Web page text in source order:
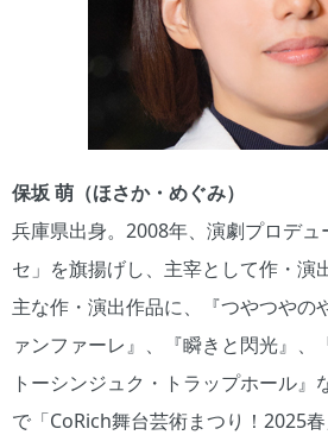
保坂 萌（ほさか・めぐみ）
兵庫県出身。2008年、演劇プロデュ
セ」を旗揚げし、主宰として作・演
主な作・演出作品に、『つやつやの
ァンファーレ』、『瞬きと閃光』、
トーシンジュク・トラップホール』
で「CoRich舞台芸術まつり！2025